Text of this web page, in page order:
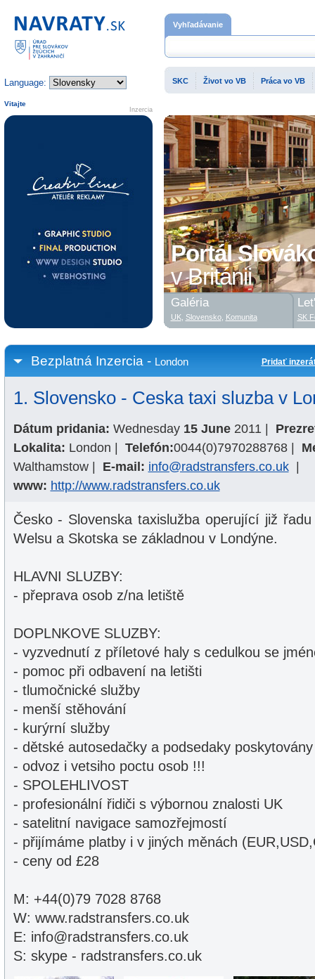
Portál
v Británii
Bezplatná Inzercia - London Pridať
1. Slovensko - Ceska taxi sluzba v
Dátum pridania: Wednesday 15 June2011 |
Lokalita: London | Telefón:0044(0)7970288768 |
Walthamstow | E-mail: info@radstransfers.co.uk |
www: http://www.radstransfers.co.uk
Česko - Slovenska taxislužba operující již
Welsu a Skotska se základnou v Londýne.
HLAVNI SLUZBY:
- přeprava osob z/na letiště
DOPLNKOVE SLUZBY:
- vyzvednutí z příletové haly s cedulkou se
- pomoc při odbavení na letišti
- tlumočnické služby
- menší stěhování
- kurýrní služby
- dětské autosedačky a podsedaky
- odvoz i vetsiho poctu osob !!!
- SPOLEHLIVOST
- profesionální řidiči s výbornou znalosti UK
- satelitní navigace samozřejmostí
- přijímáme platby i v jiných měnách
- ceny od £28
M: +44(0)79 7028 8768
W: www.radstransfers.co.uk
E: info@radstransfers.co.uk
S: skype - radstransfers.co.uk
Domovská stránka
Language:
Vyhľadávanie
SKC Život vo VB Práca vo VB
Inzercia
Vitajte
Galéria
UK, Slovensko, Komunita SK